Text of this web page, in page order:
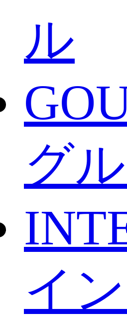
ル
グ
イ